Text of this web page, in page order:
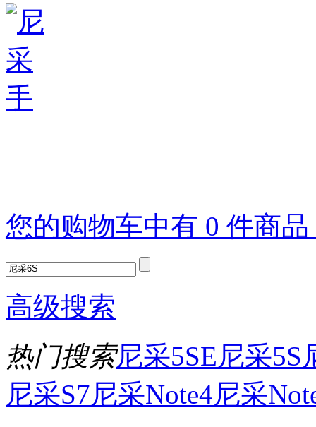
您的购物车中有 0 件商
高级搜索
热门搜索尼采5SE尼采5S
尼采S7尼采Note4尼采